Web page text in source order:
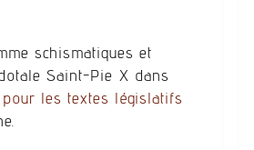
schismatiques et
Saint-Pie X dans
les textes législatifs